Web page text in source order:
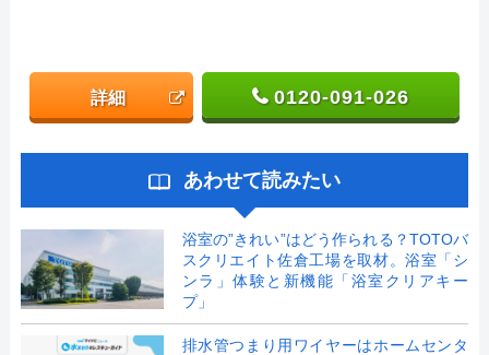
詳細 0120-091-026
あわせて読みたい
浴室の”きれい”はどう作られる？TOTOバ
スクリエイト佐倉工場を取材。浴室「シ
ンラ」体験と新機能「浴室クリアキー
プ」
排水管つまり用ワイヤーはホームセンタ